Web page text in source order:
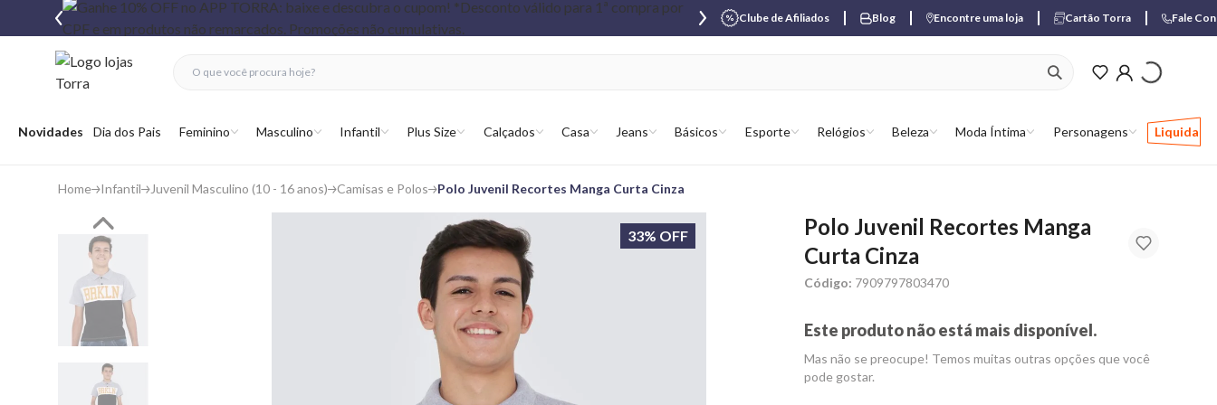
Clube de Afiliados Blog Encontre uma loja Cartão Torra Fale
Abrir menu
Novidades Dia dos Pais Feminino Masculino Infantil Plus Size Calçados Casa Jeans Básicos Esporte Relógios Beleza Moda Íntima Personagens Liquida
ver produtos
fechar menu
fechar menu
favoritos
Home Infantil Juvenil Masculino (10 - 16 anos) Camisas e Polos Polo Juvenil Recortes Manga Curta Cinza
33% OFF
Polo Juvenil Recortes Manga
Curta Cinza
Código: 7909797803470
Este produto não está mais disponível.
Mas não se preocupe! Temos muitas outras opções que você
pode gostar.